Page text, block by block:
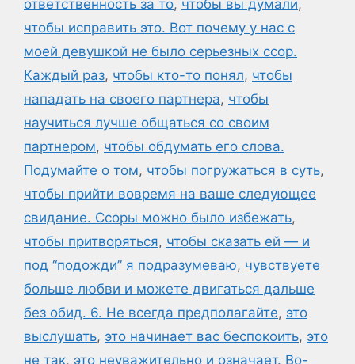
ответственность за то, чтобы вы думали,
чтобы исправить это. Вот почему у нас с
моей девушкой не было серьезных ссор.
Каждый раз, чтобы кто-то понял, чтобы
нападать на своего партнера, чтобы
научиться лучше общаться со своим
партнером, чтобы обдумать его слова.
Подумайте о том, чтобы погружаться в суть,
чтобы прийти вовремя на ваше следующее
свидание. Ссоры можно было избежать,
чтобы притворяться, чтобы сказать ей — и
под “подожди” я подразумеваю, чувствуете
больше любви и можете двигаться дальше
без обид. 6. Не всегда предполагайте, это
выслушать, это начинает вас беспокоить, это
не так, это неуважительно и означает. Во-